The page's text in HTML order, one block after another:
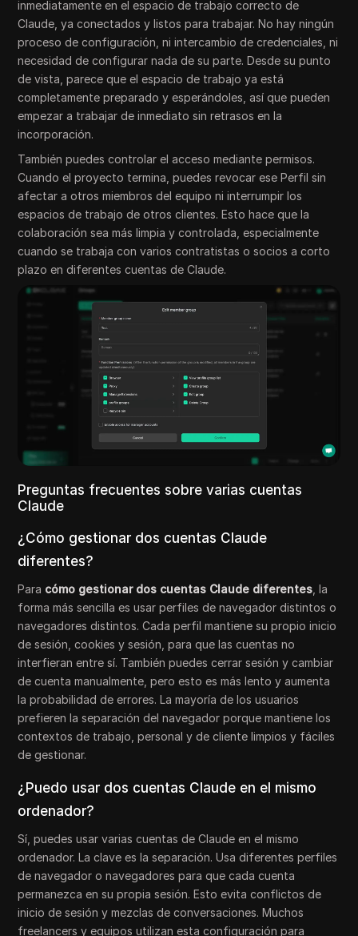
inmediatamente en el espacio de trabajo correcto de
Claude, ya conectados y listos para trabajar. No hay ningún
proceso de configuración, ni intercambio de credenciales, ni
necesidad de configurar nada de su parte. Desde su punto
de vista, parece que el espacio de trabajo ya está
completamente preparado y esperándoles, así que pueden
empezar a trabajar de inmediato sin retrasos en la
incorporación.
También puedes controlar el acceso mediante permisos.
Cuando el proyecto termina, puedes revocar ese Perfil sin
afectar a otros miembros del equipo ni interrumpir los
espacios de trabajo de otros clientes. Esto hace que la
colaboración sea más limpia y controlada, especialmente
cuando se trabaja con varios contratistas o socios a corto
plazo en diferentes cuentas de Claude.
Preguntas frecuentes sobre varias cuentas
Claude
¿Cómo gestionar dos cuentas Claude
diferentes?
Para cómo gestionar dos cuentas Claude diferentes , la
forma más sencilla es usar perfiles de navegador distintos o
navegadores distintos. Cada perfil mantiene su propio inicio
de sesión, cookies y sesión, para que las cuentas no
interfieran entre sí. También puedes cerrar sesión y cambiar
de cuenta manualmente, pero esto es más lento y aumenta
la probabilidad de errores. La mayoría de los usuarios
prefieren la separación del navegador porque mantiene los
contextos de trabajo, personal y de cliente limpios y fáciles
de gestionar.
¿Puedo usar dos cuentas Claude en el mismo
ordenador?
Sí, puedes usar varias cuentas de Claude en el mismo
ordenador. La clave es la separación. Usa diferentes perfiles
de navegador o navegadores para que cada cuenta
permanezca en su propia sesión. Esto evita conflictos de
inicio de sesión y mezclas de conversaciones. Muchos
freelancers y equipos utilizan esta configuración para